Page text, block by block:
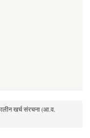
खर्च संरचना (आ.व.